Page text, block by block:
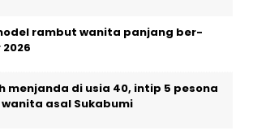
rambut wanita panjang ber-
menjanda di usia 40, intip 5 pesona
asal Sukabumi